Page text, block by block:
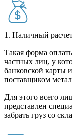
1. Наличный
Такая форма
частных лиц, у
банковской карты
поставщиком
Для этого всего
представлен
забрать груз со